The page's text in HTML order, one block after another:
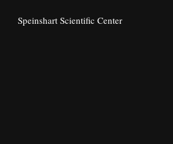
Speinshart Scientific Center